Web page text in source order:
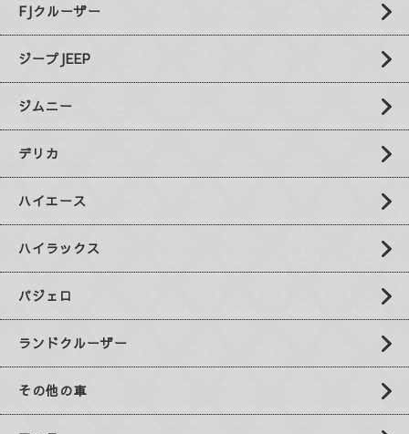
FJクルーザー
ジープJEEP
ジムニー
デリカ
ハイエース
ハイラックス
パジェロ
ランドクルーザー
その他の車